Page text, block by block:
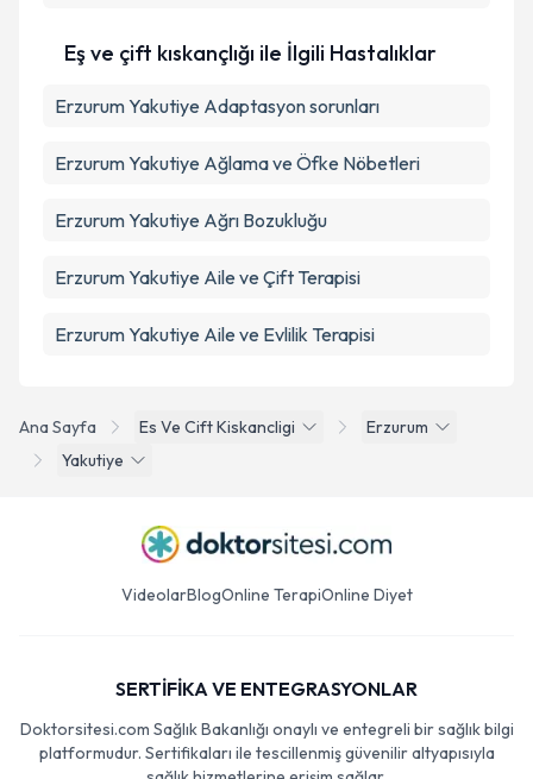
Ana Sayfa Es Ve Cift Kiskancligi
Erzurum
Yakutiye
Eş ve çift kıskançlığı ile İlgili Hastalıklar
Erzurum Yakutiye Adaptasyon sorunları
Erzurum Yakutiye Ağlama ve Öfke Nöbetleri
Erzurum Yakutiye Ağrı Bozukluğu
Erzurum Yakutiye Aile ve Çift Terapisi
Erzurum Yakutiye Aile ve Evlilik Terapisi
VideolarBlogOnline TerapiOnline Diyet
SERTİFİKA VE ENTEGRASYONLAR
Doktorsitesi.com Sağlık Bakanlığı onaylı ve entegreli bir sağlık bilgi
platformudur. Sertifikaları ile tescillenmiş güvenilir altyapısıyla